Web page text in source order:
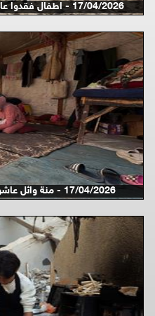
17/04/2026 - اطفال فقدوا عائلاتهم خلال الحرب يطلقون ط ...
17/04/2026 - منة وائل عاشور (12 عاماً) وشقيقها فايز ( ...